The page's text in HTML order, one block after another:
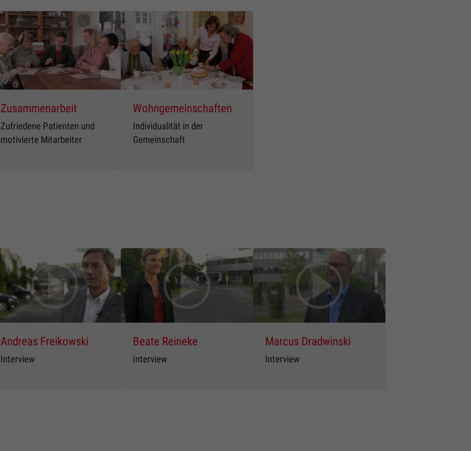
Zusammenarbeit
Zufriedene Patienten und
motivierte Mitarbeiter
Wohngemeinschaften
Individualität in der
Gemeinschaft
Andreas Freikowski
Interview
Beate Reineke
Interview
Marcus Dradwinski
Interview